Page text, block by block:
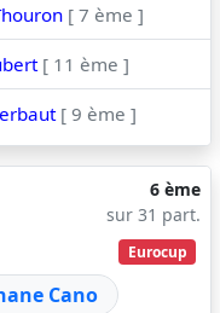
[ 7 ème ]
[ 11 ème ]
[ 9 ème ]
6 ème
sur 31 part.
Eurocup
Cano